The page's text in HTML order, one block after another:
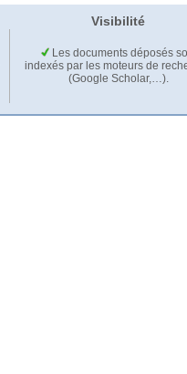
Visibilité
Les documents déposés
indexés par les moteurs de
(Google Scholar,…).